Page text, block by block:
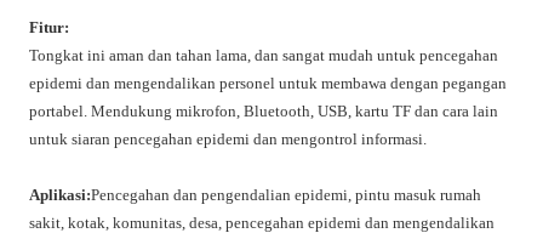
Fitur:
Tongkat ini aman dan tahan lama, dan sangat mudah untuk pencegahan
epidemi dan mengendalikan personel untuk membawa dengan pegangan
portabel. Mendukung mikrofon, Bluetooth, USB, kartu TF dan cara lain
untuk siaran pencegahan epidemi dan mengontrol informasi.
Aplikasi:Pencegahan dan pengendalian epidemi, pintu masuk rumah
sakit, kotak, komunitas, desa, pencegahan epidemi dan mengendalikan